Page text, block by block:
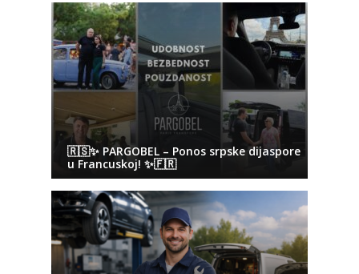
🇷🇸✨ PARGOBEL – Ponos srpske dijaspore
u Francuskoj! ✨🇫🇷